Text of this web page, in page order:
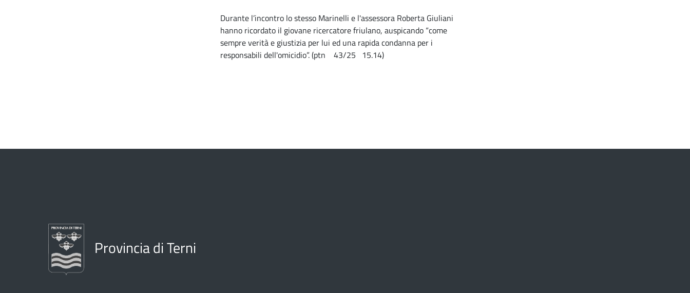
Durante l’incontro lo stesso Marinelli e l'assessora Roberta Giuliani
hanno ricordato il giovane ricercatore friulano, auspicando “come
sempre verità e giustizia per lui ed una rapida condanna per i
responsabili dell'omicidio”. (ptn 43/25 15.14)
Provincia di Terni